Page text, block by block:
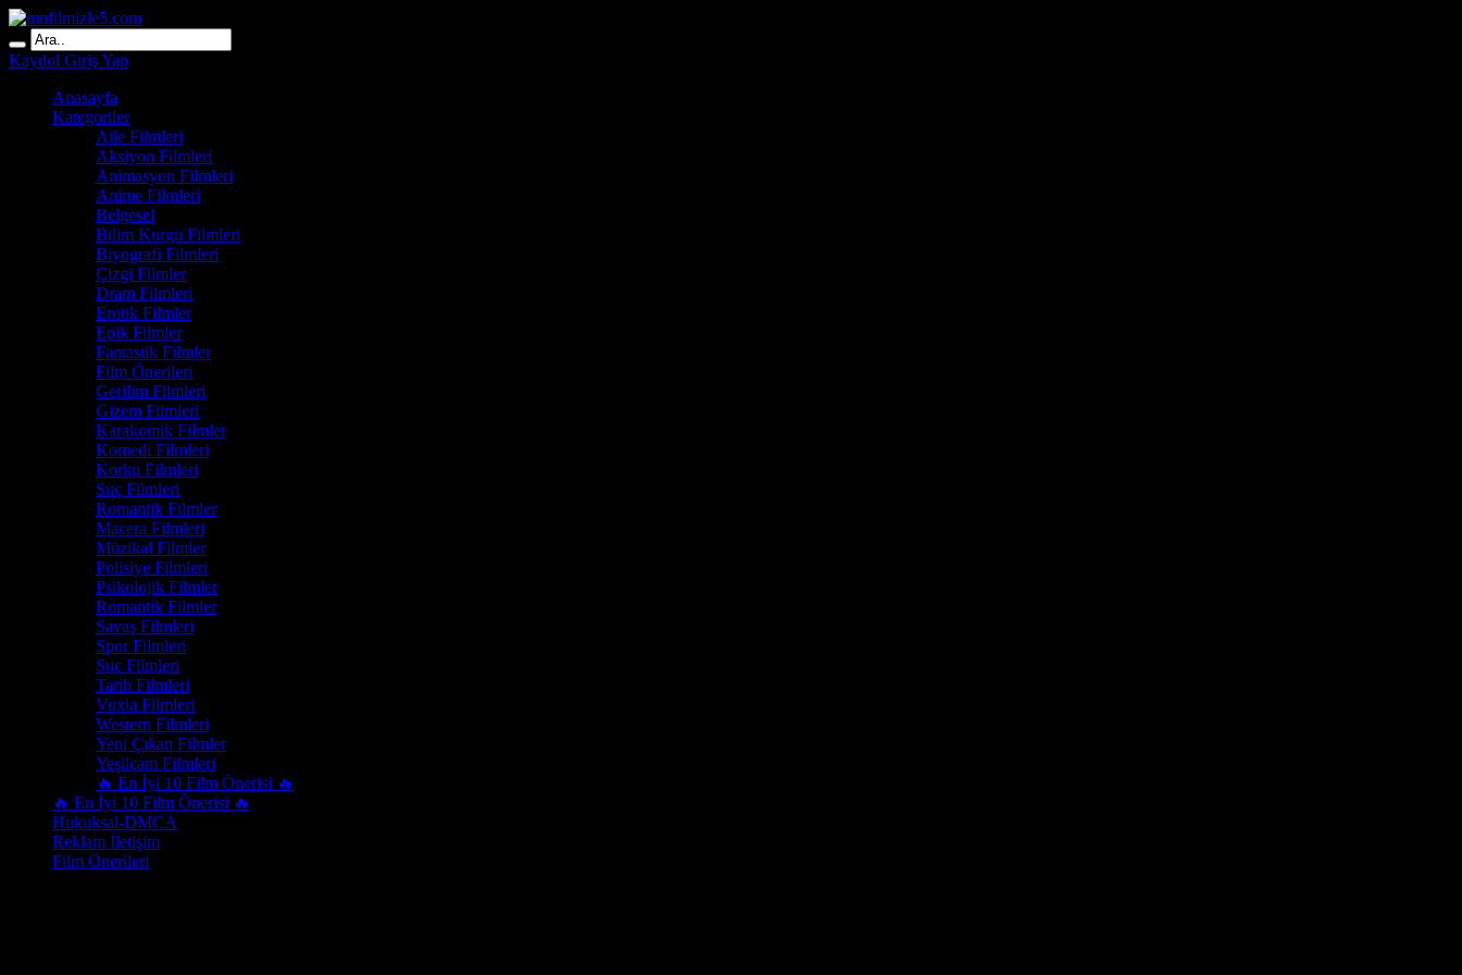
Kaydol Giriş Yap
Anasayfa
Kategoriler
Aile Filmleri
Aksiyon Filmleri
Animasyon Filmleri
Anime Filmleri
Belgesel
Bilim Kurgu Filmleri
Biyografi Filmleri
Çizgi Filmler
Dram Filmleri
Erotik Filmler
Epik Filmler
Fantastik Filmler
Film Önerileri
Gerilim Filmleri
Gizem Filmleri
Karakomik Filmler
Komedi Filmleri
Korku Filmleri
Suç Filmleri
Romantik Filmler
Macera Filmleri
Müzikal Filmler
Polisiye Filmleri
Psikolojik Filmler
Romantik Filmler
Savaş Filmleri
Spor Filmleri
Suç Filmleri
Tarih Filmleri
Vuxia Filmleri
Western Filmleri
Yeni Çıkan Filmler
Yeşilçam Filmleri
🔥 En İyi 10 Film Önerisi 🔥
🔥 En İyi 10 Film Önerisi 🔥
Hukuksal-DMCA
Reklam İletişim
Film Önerileri